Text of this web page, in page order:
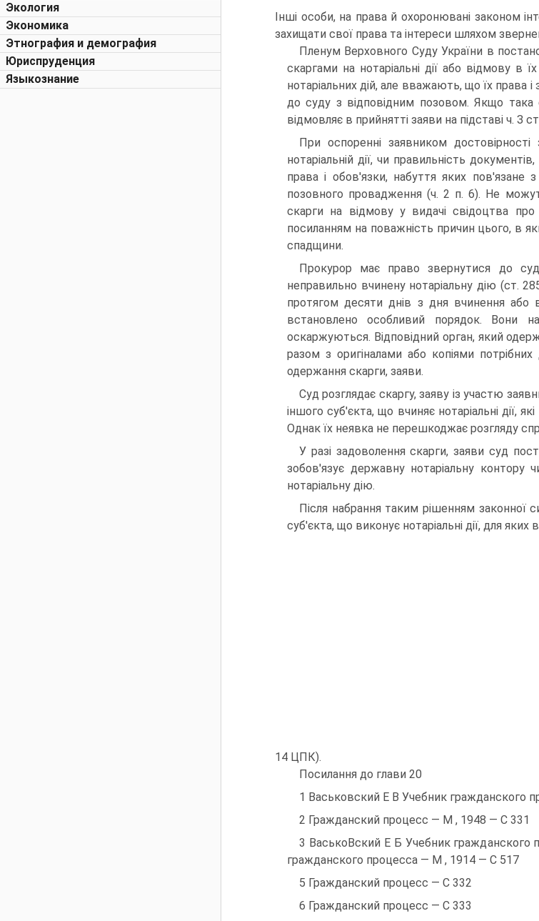
Экология
Экономика
Этнография и демография
Юриспруденция
Языкознание
Інші особи, на права й охоронювані законом
захищати свої права та інтереси шляхом
Пленум Верховного Суду України в
скаргами на нотаріальні дії або відмову в
нотаріальних дій, але вважають, що їх права
до суду з відповідним позовом. Якщо така
відмовляє в прийнятті заяви на підставі ч. З
При оспоренні заявником
нотаріальній дії, чи правильність
права і обов'язки, набуття яких пов'язане
позовного провадження (ч. 2 п. 6). Не
скарги на відмову у видачі свідоцтва
посиланням на поважність причин цього, в
спадщини.
Прокурор має право звернутися до
неправильно вчинену нотаріальну дію (ст.
протягом десяти днів з дня вчинення або
встановлено особливий порядок. Вони
оскаржуються. Відповідний орган, який
разом з оригіналами або копіями
одержання скарги, заяви.
Суд розглядає скаргу, заяву із участю
іншого суб'єкта, що вчиняє нотаріальні дії,
Однак їх неявка не перешкоджає розгляду
У разі задоволення скарги, заяви суд
зобов'язує державну нотаріальну контору
нотаріальну дію.
Після набрання таким рішенням законної
суб'єкта, що виконує нотаріальні дії, для
14 ЦПК).
Посилання до глави 20
1 Васьковский Е В Учебник гражданского
2 Гражданский процесс — М , 1948 — С 331
3 ВаськоВский Е Б Учебник
гражданского процесса — М , 1914 — С 517
5 Гражданский процесс — С 332
6 Гражданский процесс — С 333